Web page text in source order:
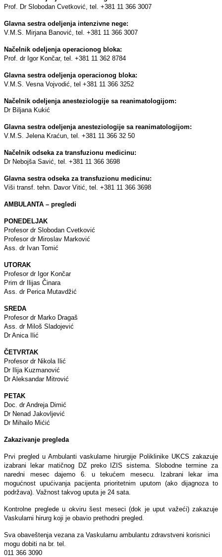
Prof. Dr Slobodan Cvetković, tel. +381 11 366 3007
Glavna sestra odeljenja intenzivne nege:
V.M.S. Mirjana Banović, tel. +381 11 366 3007
Načelnik odeljenja operacionog bloka:
Prof. dr Igor Končar, tel. +381 11 362 8784
Glavna sestra odeljenja operacionog bloka:
V.M.S. Vesna Vojvodić, tel +381 11 366 3252
Načelnik odeljenja anesteziologije sa reanimatologijom:
Dr Biljana Kukić
Glavna sestra odeljenja anesteziologije sa reanimatologijom:
V.M.S. Jelena Kraćun, tel. +381 11 366 32 50
Načelnik odseka za transfuzionu medicinu:
Dr Nebojša Savić, tel. +381 11 366 3698
Glavna sestra odseka za transfuzionu medicinu:
Viši transf. tehn. Davor Vitić, tel. +381 11 366 3698
AMBULANTA – pregledi
PONEDELJAK
Profesor dr Slobodan Cvetković
Profesor dr Miroslav Marković
Ass. dr Ivan Tomić
UTORAK
Profesor dr Igor Končar
Prim dr Ilijas Činara
Ass. dr Perica Mutavdžić
SREDA
Profesor dr Marko Dragaš
Ass. dr Miloš Sladojević
Dr Anica Ilić
ČETVRTAK
Profesor dr Nikola Ilić
Dr Ilija Kuzmanović
Dr Aleksandar Mitrović
PETAK
Doc. dr Andreja Dimić
Dr Nenad Jakovljević
Dr Mihailo Mićić
Zakazivanje pregleda
Prvi pregled u Ambulanti vaskulame hirurgije Poliklinike UKCS zakazuje
izabrani lekar matičnog DZ preko IZIS sistema. Slobodne termine za
naredni mesec dajemo 6. u tekućem mesecu. Izabrani lekar ima
mogućnost upućivanja pacijenta prioritetnim uputom (ako dijagnoza to
podržava). Važnost takvog uputa je 24 sata.
Kontrolne preglede u okviru šest meseci (dok je uput važeći) zakazuje
Vaskularni hirurg koji je obavio prethodni pregled.
Sva obaveštenja vezana za Vaskularnu ambulantu zdravstveni korisnici
mogu dobiti na br. tel.
011 366 3090